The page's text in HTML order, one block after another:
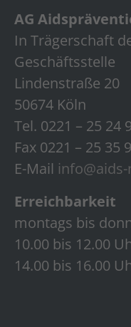
AG
In Trägerschaft
Geschäftsstelle
Lindenstraße 20
50674 Köln
Tel. 0221 – 25 24
Fax 0221 – 25 35
E-Mail
Erreichbarkeit
montags bis
10.00 bis 12.00
14.00 bis 16.00